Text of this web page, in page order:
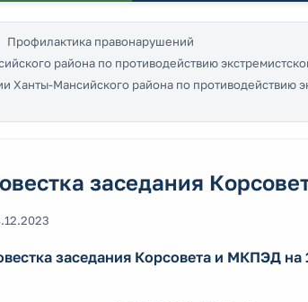
Профилактика правонарушений
района по противодействию
Мансийского района по противодействию
заседания
заседания Корсовета и МКПЭД на